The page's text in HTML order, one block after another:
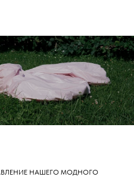
НАШЕГО МОДНОГО